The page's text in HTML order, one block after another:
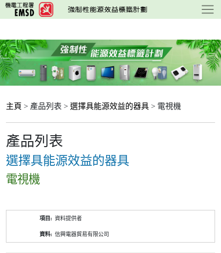
跳
至
要
內
容
主頁 > 產品列表 > 選擇具能源效益的器具 > 電視機
產品列表
選擇具能源效益的器具
電視機
資料提供者
信興電器貿易有限公司